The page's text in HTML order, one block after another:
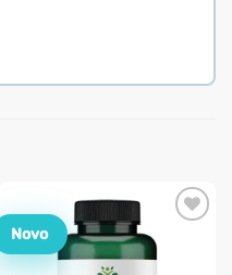
Novo